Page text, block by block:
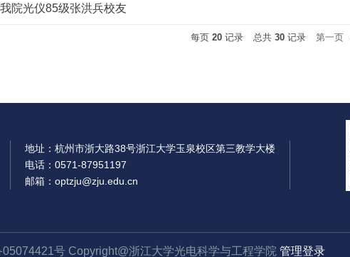
院光仪85级张洪兵校友
每页 20记录 总共 30记录 第一页
地址：杭州市浙大路38号浙江大学玉泉校区第三教学大楼
电话：0571-87951197
邮箱：optzju@zju.edu.cn
号 Copyright@浙江大学光电科学与工程学院 管理登录